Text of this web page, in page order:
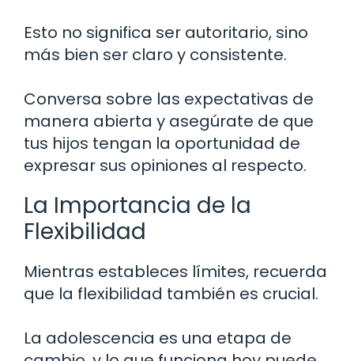
Esto no significa ser autoritario, sino
más bien ser claro y consistente.
Conversa sobre las expectativas de
manera abierta y asegúrate de que
tus hijos tengan la oportunidad de
expresar sus opiniones al respecto.
La Importancia de la
Flexibilidad
Mientras estableces límites, recuerda
que la flexibilidad también es crucial.
La adolescencia es una etapa de